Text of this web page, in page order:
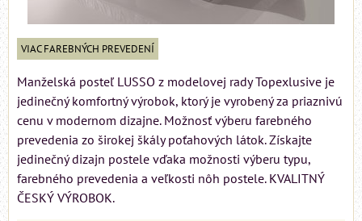
VIAC FAREBNÝCH PREVEDENÍ
Manželská posteľ LUSSO z modelovej rady Topexlusive je
jedinečný komfortný výrobok, ktorý je vyrobený za priaznivú
cenu v modernom dizajne. Možnosť výberu farebného
prevedenia zo širokej škály poťahových látok. Získajte
jedinečný dizajn postele vďaka možnosti výberu typu,
farebného prevedenia a veľkosti nôh postele. KVALITNÝ
ČESKÝ VÝROBOK.